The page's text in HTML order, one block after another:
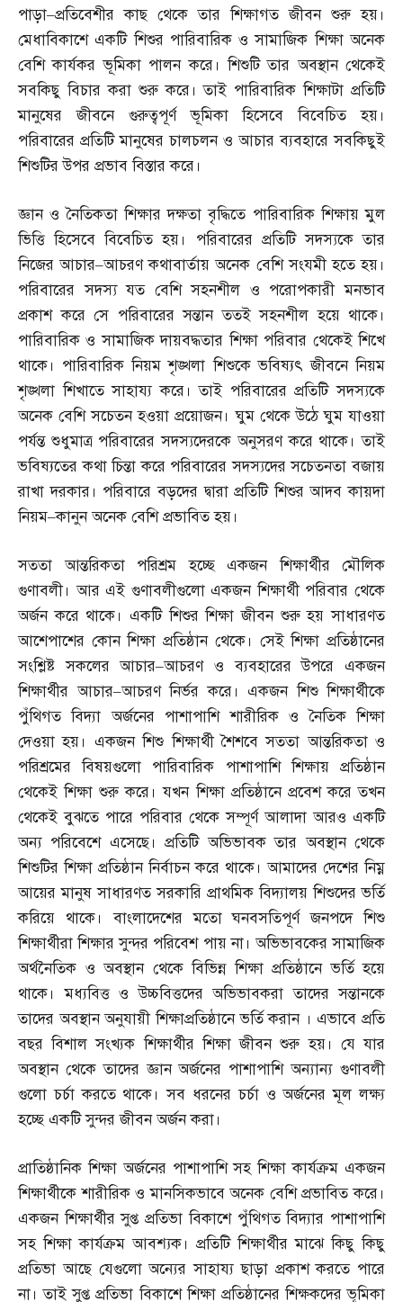
পাড়া–প্রতিবেশীর কাছ থেকে তার শিক্ষাগত জীবন শুরু হয়।
মেধাবিকাশে একটি শিশুর পারিবারিক ও সামাজিক শিক্ষা অনেক
বেশি কার্যকর ভূমিকা পালন করে। শিশুটি তার অবস্থান থেকেই
সবকিছু বিচার করা শুরু করে। তাই পারিবারিক শিক্ষাটা প্রতিটি
মানুষের জীবনে গুরুত্বপূর্ণ ভূমিকা হিসেবে বিবেচিত হয়।
পরিবারের প্রতিটি মানুষের চালচলন ও আচার ব্যবহারে সবকিছুই
শিশুটির উপর প্রভাব বিস্তার করে।
জ্ঞান ও নৈতিকতা শিক্ষার দক্ষতা বৃদ্ধিতে পারিবারিক শিক্ষায় মুল
ভিত্তি হিসেবে বিবেচিত হয়। পরিবারের প্রতিটি সদস্যকে তার
নিজের আচার–আচরণ কথাবার্তায় অনেক বেশি সংযমী হতে হয়।
পরিবারের সদস্য যত বেশি সহনশীল ও পরোপকারী মনভাব
প্রকাশ করে সে পরিবারের সন্তান ততই সহনশীল হয়ে থাকে।
পারিবারিক ও সামাজিক দায়বদ্ধতার শিক্ষা পরিবার থেকেই শিখে
থাকে। পারিবারিক নিয়ম শৃঙ্খলা শিশুকে ভবিষ্যৎ জীবনে নিয়ম
শৃঙ্খলা শিখাতে সাহায্য করে। তাই পরিবারের প্রতিটি সদস্যকে
অনেক বেশি সচেতন হওয়া প্রয়োজন। ঘুম থেকে উঠে ঘুম যাওয়া
পর্যন্ত শুধুমাত্র পরিবারের সদস্যদেরকে অনুসরণ করে থাকে। তাই
ভবিষ্যতের কথা চিন্তা করে পরিবারের সদস্যদের সচেতনতা বজায়
রাখা দরকার। পরিবারে বড়দের দ্বারা প্রতিটি শিশুর আদব কায়দা
নিয়ম–কানুন অনেক বেশি প্রভাবিত হয়।
সততা আন্তরিকতা পরিশ্রম হচ্ছে একজন শিক্ষার্থীর মৌলিক
গুণাবলী। আর এই গুণাবলীগুলো একজন শিক্ষার্থী পরিবার থেকে
অর্জন করে থাকে। একটি শিশুর শিক্ষা জীবন শুরু হয় সাধারণত
আশেপাশের কোন শিক্ষা প্রতিষ্ঠান থেকে। সেই শিক্ষা প্রতিষ্ঠানের
সংশ্লিষ্ট সকলের আচার–আচরণ ও ব্যবহারের উপরে একজন
শিক্ষার্থীর আচার–আচরণ নির্ভর করে। একজন শিশু শিক্ষার্থীকে
পুঁথিগত বিদ্যা অর্জনের পাশাপাশি শারীরিক ও নৈতিক শিক্ষা
দেওয়া হয়। একজন শিশু শিক্ষার্থী শৈশবে সততা আন্তরিকতা ও
পরিশ্রমের বিষয়গুলো পারিবারিক পাশাপাশি শিক্ষায় প্রতিষ্ঠান
থেকেই শিক্ষা শুরু করে। যখন শিক্ষা প্রতিষ্ঠানে প্রবেশ করে তখন
থেকেই বুঝতে পারে পরিবার থেকে সম্পূর্ণ আলাদা আরও একটি
অন্য পরিবেশে এসেছে। প্রতিটি অভিভাবক তার অবস্থান থেকে
শিশুটির শিক্ষা প্রতিষ্ঠান নির্বাচন করে থাকে। আমাদের দেশের নিম্ন
আয়ের মানুষ সাধারণত সরকারি প্রাথমিক বিদ্যালয় শিশুদের ভর্তি
করিয়ে থাকে। বাংলাদেশের মতো ঘনবসতিপূর্ণ জনপদে শিশু
শিক্ষার্থীরা শিক্ষার সুন্দর পরিবেশ পায় না। অভিভাবকের সামাজিক
অর্থনৈতিক ও অবস্থান থেকে বিভিন্ন শিক্ষা প্রতিষ্ঠানে ভর্তি হয়ে
থাকে। মধ্যবিত্ত ও উচ্চবিত্তদের অভিভাবকরা তাদের সন্তানকে
তাদের অবস্থান অনুযায়ী শিক্ষাপ্রতিষ্ঠানে ভর্তি করান । এভাবে প্রতি
বছর বিশাল সংখ্যক শিক্ষার্থীর শিক্ষা জীবন শুরু হয়। যে যার
অবস্থান থেকে তাদের জ্ঞান অর্জনের পাশাপাশি অন্যান্য গুণাবলী
গুলো চর্চা করতে থাকে। সব ধরনের চর্চা ও অর্জনের মূল লক্ষ্য
হচ্ছে একটি সুন্দর জীবন অর্জন করা।
প্রাতিষ্ঠানিক শিক্ষা অর্জনের পাশাপাশি সহ শিক্ষা কার্যক্রম একজন
শিক্ষার্থীকে শারীরিক ও মানসিকভাবে অনেক বেশি প্রভাবিত করে।
একজন শিক্ষার্থীর সুপ্ত প্রতিভা বিকাশে পুঁথিগত বিদ্যার পাশাপাশি
সহ শিক্ষা কার্যক্রম আবশ্যক। প্রতিটি শিক্ষার্থীর মাঝে কিছু কিছু
প্রতিভা আছে যেগুলো অন্যের সাহায্য ছাড়া প্রকাশ করতে পারে
না। তাই সুপ্ত প্রতিভা বিকাশে শিক্ষা প্রতিষ্ঠানের শিক্ষকদের ভূমিকা